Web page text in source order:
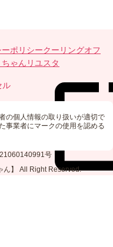
ポリシークーリングオフ
ゃんリユスタ
ル
の個人情報の取り扱いが適切で
事業者にマークの使用を認める
号
】 All Right Reserved.